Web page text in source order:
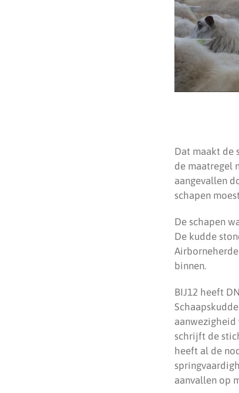
Dat maakt de
de maatregel
aangevallen
schapen
De schapen
De kudde
binnen.
BIJ12 heeft
aanwezigheid
schrijft de
heeft al de
aanvallen op